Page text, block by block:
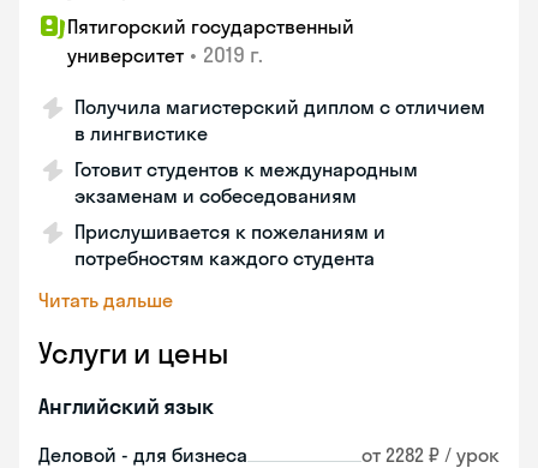
Пятигорский государственный
университет • 2019 г.
Получила магистерский диплом с отличием
в лингвистике
Готовит студентов к международным
экзаменам и собеседованиям
Прислушивается к пожеланиям и
потребностям каждого студента
Читать дальше
Услуги и цены
Английский язык
Деловой - для бизнеса от 2282 ₽ / урок